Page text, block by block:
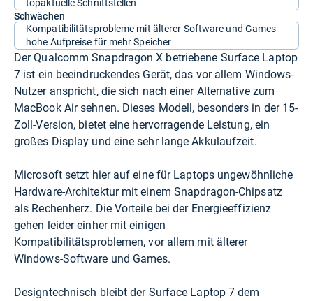
topaktuelle Schnittstellen
Schwächen
Kompatibilitätsprobleme mit älterer Software und Games
hohe Aufpreise für mehr Speicher
Der Qualcomm Snapdragon X betriebene Surface Laptop
7 ist ein beeindruckendes Gerät, das vor allem Windows-
Nutzer anspricht, die sich nach einer Alternative zum
MacBook Air sehnen. Dieses Modell, besonders in der 15-
Zoll-Version, bietet eine hervorragende Leistung, ein
großes Display und eine sehr lange Akkulaufzeit.
Microsoft setzt hier auf eine für Laptops ungewöhnliche
Hardware-Architektur mit einem Snapdragon-Chipsatz
als Rechenherz. Die Vorteile bei der Energieeffizienz
gehen leider einher mit einigen
Kompatibilitätsproblemen, vor allem mit älterer
Windows-Software und Games.
Designtechnisch bleibt der Surface Laptop 7 dem